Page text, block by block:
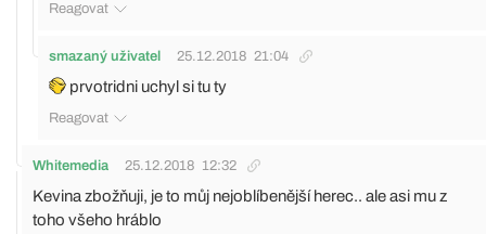
Reagovat
smazaný uživatel 25.12.2018 21:04
prvotridni uchyl si tu ty
Reagovat
Whitemedia 25.12.2018 12:32
Kevina zbožňuji, je to můj nejoblíbenější herec.. ale asi mu z
toho všeho hráblo